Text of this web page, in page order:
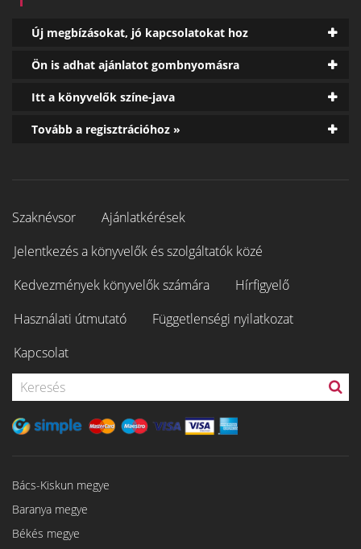
Új megbízásokat, jó kapcsolatokat hoz
Ön is adhat ajánlatot gombnyomásra
Itt a könyvelők színe-java
Tovább a regisztrációhoz »
Szaknévsor
Ajánlatkérések
Jelentkezés a könyvelők és szolgáltatók közé
Kedvezmények könyvelők számára
Hírfigyelő
Használati útmutató
Függetlenségi nyilatkozat
Kapcsolat
Bács-Kiskun megye
Baranya megye
Békés megye